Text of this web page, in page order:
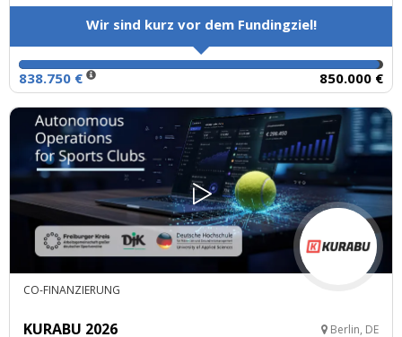
Wir sind kurz vor dem Fundingziel!
838.750 € 850.000 €
CO-FINANZIERUNG
KURABU 2026 Berlin, DE